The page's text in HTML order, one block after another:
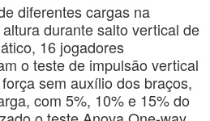
diferentes cargas na
durante salto vertical de
16 jogadores
o teste de impulsão vertical
sem auxílio dos braços,
com 5%, 10% e 15% do